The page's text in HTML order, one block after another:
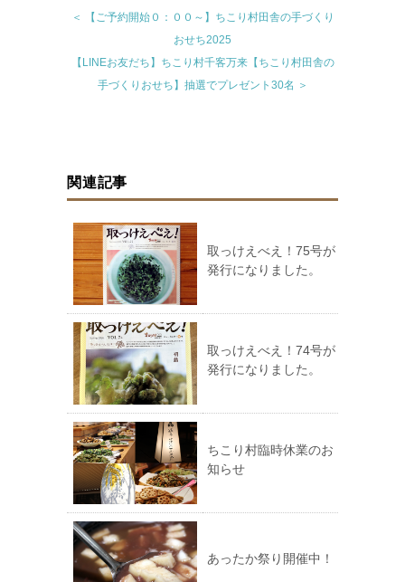
＜ 【ご予約開始０：００～】ちこり村田舎の手づくり
おせち2025
【LINEお友だち】ちこり村千客万来【ちこり村田舎の
手づくりおせち】抽選でプレゼント30名 ＞
関連記事
取っけえべえ！75号が
発行になりました。
取っけえべえ！74号が
発行になりました。
ちこり村臨時休業のお
知らせ
あったか祭り開催中！